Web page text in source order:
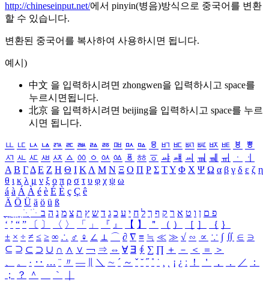
http://chineseinput.net/에서 pinyin(병음)방식으로 중국어를 변환
할 수 있습니다.
변환된 중국어를 복사하여 사용하시면 됩니다.
예시)
中文 을 입력하시려면 zhongwen을 입력하시고 space를
누르시면됩니다.
北京 을 입력하시려면 beijing을 입력하시고 space를 누르
시면 됩니다.
ㅥ ㅦ ㅧ ㅨ ㅩ ㅪ ㅫ ㅬ ㅭ ㅮ ㅯ ㅰ ㅱ ㅲ ㅳ ㅴ ㅵ ㅶ ㅷ ㅸ
ㅹ
ㅺ ㅻ ㅼ ㅽ ㅾ ㅿ ㆀ ㆁ ㆂ ㆃ ㆄ ㆅ ㆆ ㆇ ㆈ ㆉ ㆊ ㆋ ㆌ ㆍ
ㆎ
Α Β ΓΔ Ε Ζ Η Θ Ι ΚΛ Μ Ν Ξ Ο Π Ρ Σ ΤΥ Φ Χ Ψ Ω α β γ δ ε ζ η
θ ι κ λ μ ν ξ ο π ρ σ τ υ φ χ ψ ω
á à Á À é è É È ç Ç ê
Ä Ö Ü ä ö ü ß
ִֶֹ ֻּ ׁׂ פ ם ן ו ט א ר ק ף ך ל ח י ע כ ג ד ש ץ ת צ מ נ ה ב
‘ ’ “ ” 〔 〕 〈 〉 「 」 『 』 【 】 ＂ （ ） ［ ］ ｛ ｝
± × ÷ ≠ ≤ ≥ ∞ ∴ ♂ ♀ ∠ ⊥ ⌒ ∂ ∇ ≡ ≒ ≪ ≫ √ ∽ ∝ ∵ ∫ ∬ ∈ ∋
⊆ ⊇ ⊂ ⊃ ∪ ∩ ∧ ∨ ￢ ⇒ ⇔ ∀ ∃ ∮ ∑ ∏ ＋ － ＜ ＝
＞
、
。 · ‥ … ¨ 〃 ― ＼ ∼ ´ ～ ˇ ˘ ˝ ˚ ˙ ¸ ¡ ¿ ː ！ ＇ ， ． ／
：
；
？ ＾ ｀